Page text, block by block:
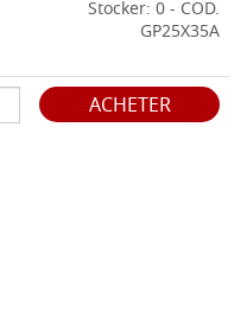
Stocker: 0 - COD.
GP25X35A
ACHETER